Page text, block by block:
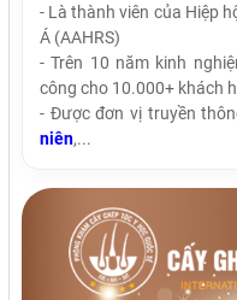
- Là thành viên của Hiệp
Á (AAHRS)
- Trên 10 năm kinh
công cho 10.000+ khách
- Được đơn vị truyền
niên,...